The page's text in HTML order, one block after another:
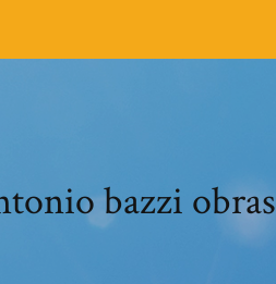
bazzi obras